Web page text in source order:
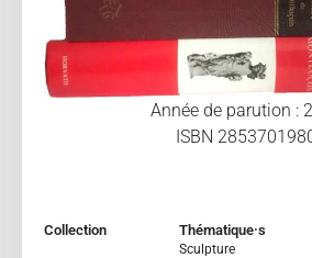
Année de parution :
ISBN
Collection Thématique·s
Sculpture